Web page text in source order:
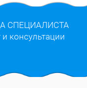
СПЕЦИАЛИСТА
консультации